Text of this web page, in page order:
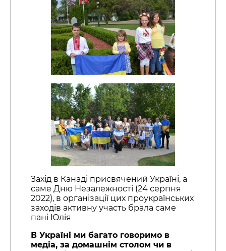
Захід в Канаді присвячений Україні, а
саме Дню Незалежності (24 серпня
2022), в організації цих проукраїнських
заходів активну участь брала саме
пані Юлія
В Україні ми багато говоримо в
медіа, за домашнім столом чи в